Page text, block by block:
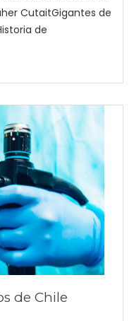
CutaitGigantes de
de
de Chile